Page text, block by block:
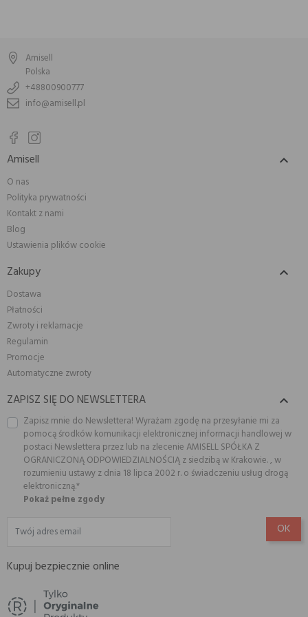
Amisell
Polska
+48800900777
info@amisell.pl
Amisell 
O nas
Polityka prywatności
Kontakt z nami
Blog
Ustawienia plików cookie
Zakupy 
Dostawa
Płatności
Zwroty i reklamacje
Regulamin
Promocje
Automatyczne zwroty
ZAPISZ SIĘ DO NEWSLETTERA 
Zapisz mnie do Newslettera! Wyrażam zgodę na przesyłanie mi za
pomocą środków komunikacji elektronicznej informacji handlowej w
postaci Newslettera przez lub na zlecenie AMISELL SPÓŁKA Z
OGRANICZONĄ ODPOWIEDZIALNOŚCIĄ z siedzibą w Krakowie. , w
rozumieniu ustawy z dnia 18 lipca 2002 r. o świadczeniu usług drogą
elektroniczną.*
Pokaż pełne zgody
Kupuj bezpiecznie online